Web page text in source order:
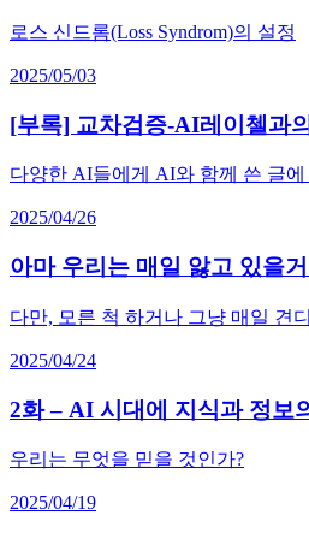
로스 신드롬(Loss Syndrom)의 설정
2025/05/03
[부록] 교차검증-AI레이첼과
다양한 AI들에게 AI와 함께 쓴 글
2025/04/26
아마 우리는 매일 앓고 있을
다만, 모른 척 하거나 그냥 매일 견
2025/04/24
2화 – AI 시대에 지식과 정보
우리는 무엇을 믿을 것인가?
2025/04/19